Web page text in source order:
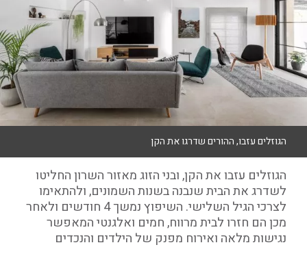
הגוזלים עזבו, ההורים שדרגו את הקן
הגוזלים עזבו את הקן, ובני הזוג מאזור השרון החליטו
לשדרג את הבית שנבנה בשנות השמונים, ולהתאימו
לצרכי הגיל השלישי. השיפוץ נמשך 4 חודשים ולאחר
מכן הם חזרו לבית מרווח, חמים ואלגנטי המאפשר
נגישות מלאה ואירוח מפנק של הילדים והנכדים